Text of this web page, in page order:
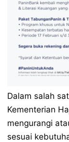
Dalam salah
Kementerian
mengurangi
sesuai